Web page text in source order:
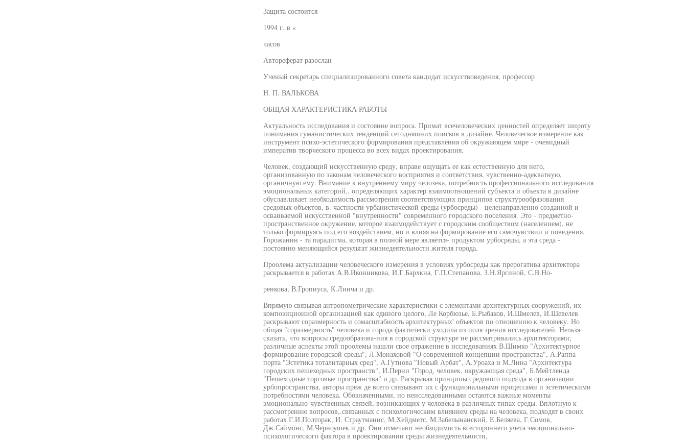
Защита состоится
1994 г. в «
часов
Автореферат разослан
Ученый секретарь специализированного совета кандидат искусствоведения, профессор
Н. П. ВАЛЬКОВА
ОБЩАЯ ХАРАКТЕРИСТИКА РАБОТЫ
Актуальность исследования и состояние вопроса. Примат всечеловеческих ценностей определяет широту
понимания гуманистических тенденций сегодняшних поисков в дизайне. Человеческое измерение как
инструмент психо-эстетического формирования представления об окружающем мире - очевидный
императив творческого процесса во всех видах проектирования.
Человек, создающий искусственную среду, вправе ощущать ее как естественную для него,
организованную по законам человеческого восприятия и соответствия, чувственно-адекватную,
органичную ему. Внимание к внутреннему миру челозека, потребность профессионального исследования
эмоциональных категорий,. определяющих характер взаимоотношений субъекта и объекта в дизайне
обуславливает необходимость рассмотрения соответствующих принципов структурообразования
средовых объектов, в. частности урбанистической среды (урбосреды) - целенаправленно созданной и
осваиваемой искусственной "внутренности" современного городского поселения. Это - предметно-
пространственное окружение, которое взаимодействует с городским сообществом (населением), не
только формируясь под его воздействием, но и влияя на формирование его самочувствии и поведения.
Горожанин - та парадигма, которая в полной мере является- продуктом урбосреды, а эта среда -
постоянно меняющийся результат жизнедеятельности жителя города.
Проолема актуализации человеческого измерения в условиях урбосреды как прерогатива архитектора
раскрывается в работах А.В.Иконникова, И.Г.Бархкна, Г.П.Степанова, З.Н.Яргиной, С.В.Но-
ренкова, В.Гропиуса, К.Линча и др.
Впрямую связывая антропометрические характеристики с элементами архитектурных сооружений, их
композиционной организацией как единого целого, Ле Корбюзье, Б.Рыбаков, И.Шмелев, И.Шевелев
раскрывают соразмерность и сомасштабность архитектурных' объектов по отношению к человеку. Но
общая "соразмерность" человека и города фактически уходила из поля зрения исследователей. Нельзя
сказать, что вопросы средообразова-ния в городской структуре не рассматривались архитекторами;
различные аспекты этой проолемы нашли свое отражение в исследованиях В.Шимко "Архитектурное
формирование городской среды", Л.Монаховой "О современной концепции пространства", А.Раппа-
порта "Эстетика тоталитарных сред", А.Гутнова "Новый Арбат", А.Уроаха и М.Лина "Архитектура
городских пешеходных пространств", И.Перни "Город, человек, окружающая среда", Б.Мейтленда
"Пешеходные торговые пространства" и др. Раскрывая принципы средового подхода в организации
урбопространства, авторы преж де всего связывают их с функциональными процессами и эстетическими
потребностями человека. Обозначенными, но неисследованными остаются важные моменты
эмоционально-чувственных связей, возникающих у человека в различных типах среды. Вплотную к
рассмотрению вопросов,.связанных с психологическим влиянием среды на человека, подходят в своих
работах Г.И.Полторак, И. Страутманис, М.Хейдметс, М.Забелынанский, Е.Беляева, Г.Сомов,
Дж.Саймонс, М.Черноушек и др. Они отмечают необходимость всестороннего учета эмоционально-
психологического фактора в проектировании среды жизнедеятельности,